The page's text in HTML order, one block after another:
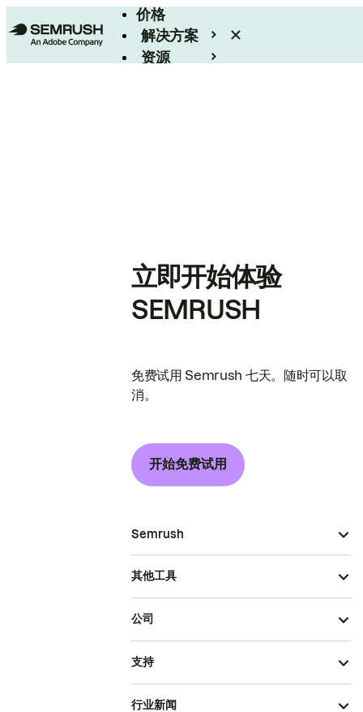
价格
解决方案
资源
立即开始体验
SEMRUSH
免费试用 Semrush 七天。随时可以取
消。
开始免费试用
Semrush
其他工具
公司
支持
行业新闻